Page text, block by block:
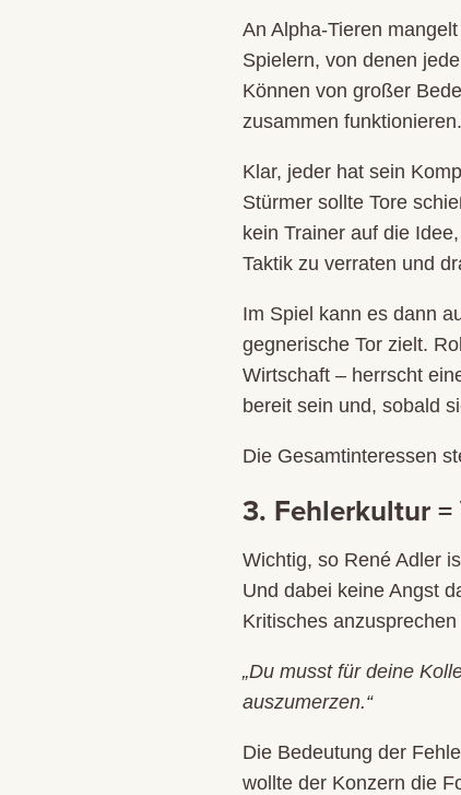
An Alpha-Tieren
Spielern, von denen
Können von großer
zusammen funktionieren.
Klar, jeder hat sein
Stürmer sollte Tore
kein Trainer auf die
Taktik zu verraten und
Im Spiel kann es dann
gegnerische Tor zielt.
Wirtschaft – herrscht
bereit sein und, sobald
Die Gesamtinteressen
3. Fehlerkultur
Wichtig, so René Adler
Und dabei keine Angst
Kritisches
„Du musst für deine
auszumerzen.“
Die Bedeutung der
wollte der Konzern die